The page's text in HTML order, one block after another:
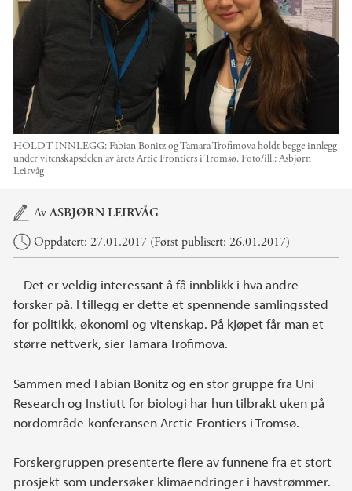
HOLDT INNLEGG: Fabian Bonitz og Tamara Trofimova holdt begge innlegg
under vitenskapsdelen av årets Artic Frontiers i Tromsø. Foto/ill.:Asbjørn
Leirvåg
Hovedinnhold
AvASBJØRN LEIRVÅG
Oppdatert: 27.01.2017 (Først publisert: 26.01.2017)
– Det er veldig interessant å få innblikk i hva andre
forsker på. I tillegg er dette et spennende samlingssted
for politikk, økonomi og vitenskap. På kjøpet får man et
større nettverk, sier Tamara Trofimova.
Sammen med Fabian Bonitz og en stor gruppe fra Uni
Research og Instiutt for biologi har hun tilbrakt uken på
nordområde-konferansen Arctic Frontiers i Tromsø.
Forskergruppen presenterte flere av funnene fra et stort
prosjekt som undersøker klimaendringer i havstrømmer.